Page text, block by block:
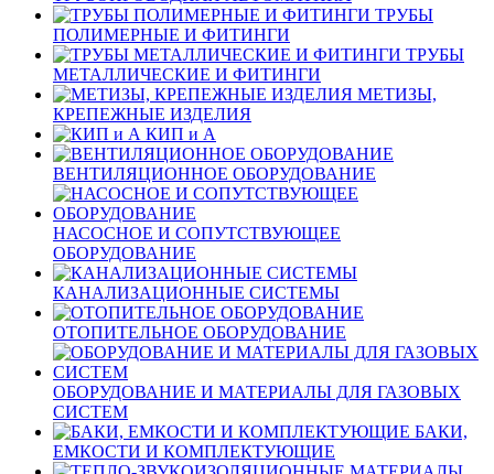
ТРУБЫ
ПОЛИМЕРНЫЕ И ФИТИНГИ
ТРУБЫ
МЕТАЛЛИЧЕСКИЕ И ФИТИНГИ
МЕТИЗЫ,
КРЕПЕЖНЫЕ ИЗДЕЛИЯ
КИП и А
ВЕНТИЛЯЦИОННОЕ ОБОРУДОВАНИЕ
НАСОСНОЕ И СОПУТСТВУЮЩЕЕ
ОБОРУДОВАНИЕ
КАНАЛИЗАЦИОННЫЕ СИСТЕМЫ
ОТОПИТЕЛЬНОЕ ОБОРУДОВАНИЕ
ОБОРУДОВАНИЕ И МАТЕРИАЛЫ ДЛЯ ГАЗОВЫХ
СИСТЕМ
БАКИ,
ЕМКОСТИ И КОМПЛЕКТУЮЩИЕ